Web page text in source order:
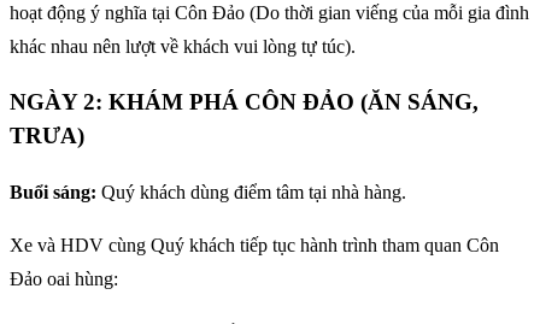
hoạt động ý nghĩa tại Côn Đảo (Do thời gian viếng của mỗi gia đình
khác nhau nên lượt về khách vui lòng tự túc).
NGÀY 2: KHÁM PHÁ CÔN ĐẢO (ĂN SÁNG,
TRƯA)
Buổi sáng: Quý khách dùng điểm tâm tại nhà hàng.
Xe và HDV cùng Quý khách tiếp tục hành trình tham quan Côn
Đảo oai hùng: